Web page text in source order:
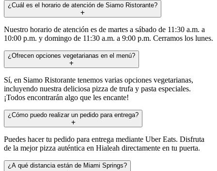
¿Cuál es el horario de atención de Siamo Ristorante?
Nuestro horario de atención es de martes a sábado de 11:30 a.m. a
10:00 p.m. y domingo de 11:30 a.m. a 9:00 p.m. Cerramos los lunes.
¿Ofrecen opciones vegetarianas en el menú?
Sí, en Siamo Ristorante tenemos varias opciones vegetarianas,
incluyendo nuestra deliciosa pizza de trufa y pasta especiales.
¡Todos encontrarán algo que les encante!
¿Cómo puedo realizar un pedido para entrega?
Puedes hacer tu pedido para entrega mediante Uber Eats. Disfruta
de la mejor pizza auténtica en Hialeah directamente en tu puerta.
¿A qué distancia están de Miami Springs?